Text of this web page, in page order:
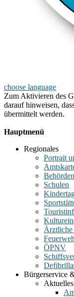
choose language
Zum Aktivieren des
darauf hinweisen,
übermittelt werden.
Hauptmenü
Regionales
Portrait
Behörden
Schulen
Ärztliche
ÖPNV
Bürgerservice
Aktuelles